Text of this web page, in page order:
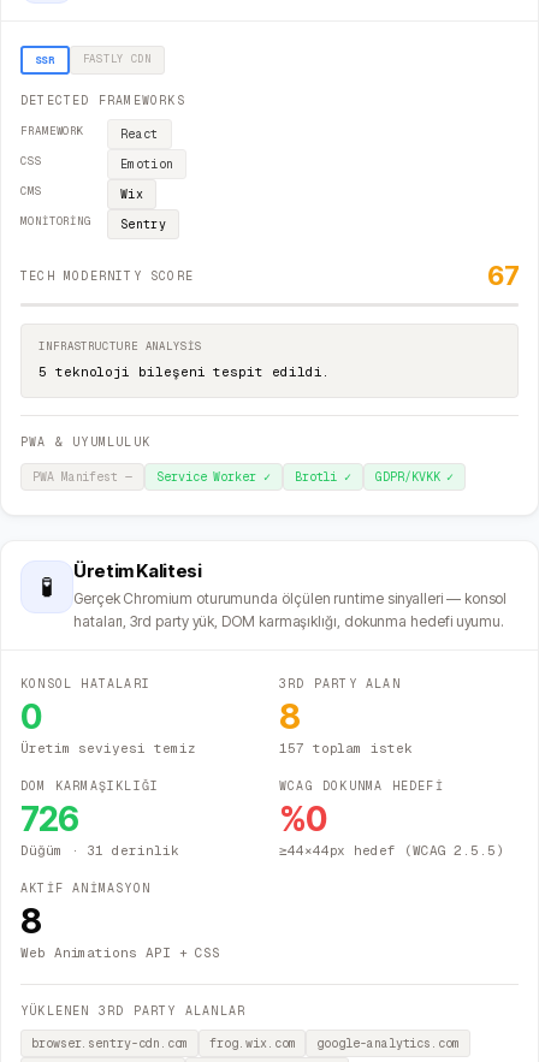
SSR FASTLY CDN
DETECTED FRAMEWORKS
FRAMEWORK React
CSS Emotion
CMS Wix
MONITORING Sentry
TECH MODERNITY SCORE 67
INFRASTRUCTURE ANALYSIS
5 teknoloji bileşeni tespit edildi.
PWA & UYUMLULUK
PWA Manifest— Service Worker ✓ Brotli✓ GDPR/KVKK✓
🧪
Üretim Kalitesi
Gerçek Chromium oturumunda ölçülen runtime sinyalleri — konsol
hataları, 3rd party yük, DOM karmaşıklığı, dokunma hedefi uyumu.
KONSOL HATALARI
0
Üretim seviyesi temiz
3RD PARTY ALAN
8
157 toplam istek
DOM KARMAŞIKLIĞI
726
Düğüm · 31 derinlik
WCAG DOKUNMA HEDEFİ
%0
≥44×44px hedef (WCAG 2.5.5)
AKTİF ANİMASYON
8
Web Animations API + CSS
YÜKLENEN 3RD PARTY ALANLAR
browser.sentry-cdn.com frog.wix.com
google-analytics.com